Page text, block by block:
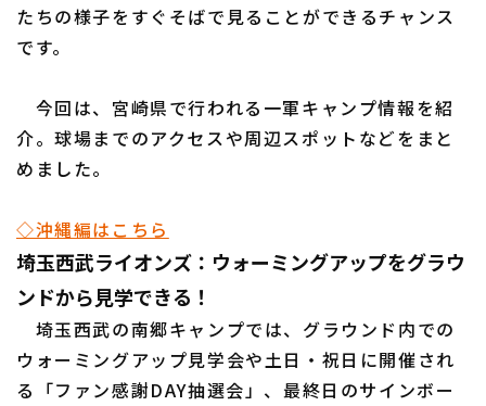
東北楽天ゴールデンイーグルス
千葉ロッテマリーンズ
たちの様子をすぐそばで見ることができるチャンス
です。
今回は、宮崎県で行われる一軍キャンプ情報を紹
介。球場までのアクセスや周辺スポットなどをまと
めました。
◇沖縄編はこちら
埼玉西武ライオンズ：ウォーミングアップをグラウ
ンドから見学できる！
埼玉西武の南郷キャンプでは、グラウンド内での
ウォーミングアップ見学会や土日・祝日に開催され
る「ファン感謝DAY抽選会」、最終日のサインボー